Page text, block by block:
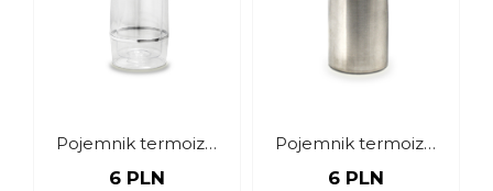
Pojemnik termoizolacyjny do wina
6 PLN
Pojemnik termoizolacyjny do wina stal
6 PLN